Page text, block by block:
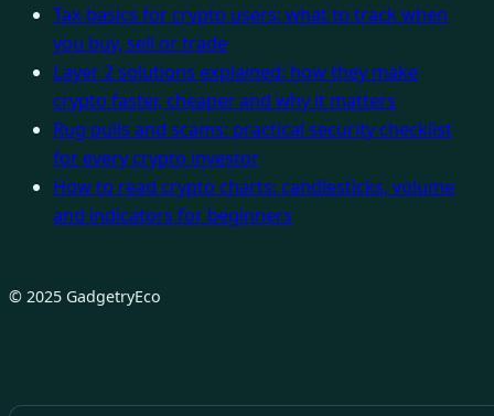
Tax basics for crypto users: what to track when
you buy, sell or trade
Layer 2 solutions explained: how they make
crypto faster, cheaper and why it matters
Rug pulls and scams: practical security checklist
for every crypto investor
How to read crypto charts: candlesticks, volume
and indicators for beginners
© 2025 GadgetryEco